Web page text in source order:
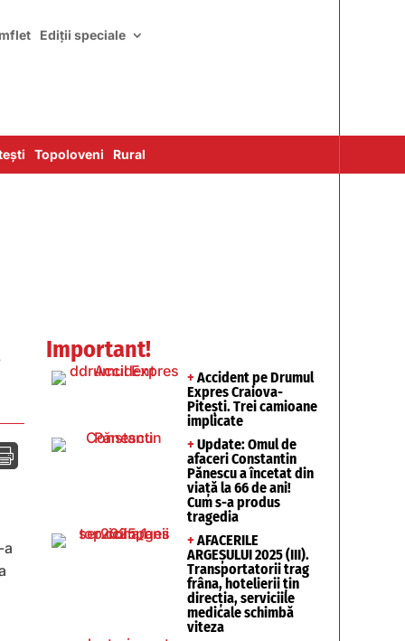
Ediții speciale
Topoloveni Rural
a
Important!
+ Accident pe Drumul
Expres Craiova-
Pitești. Trei camioane
implicate
+ Update: Omul de
afaceri Constantin
Pănescu a încetat din
viață la 66 de ani!
Cum s-a produs
tragedia
+ AFACERILE
ARGEȘULUI 2025 (III).
Transportatorii trag
frâna, hotelierii țin
direcția, serviciile
medicale schimbă
viteza